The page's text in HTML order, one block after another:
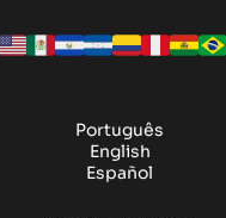
Português
English
Español